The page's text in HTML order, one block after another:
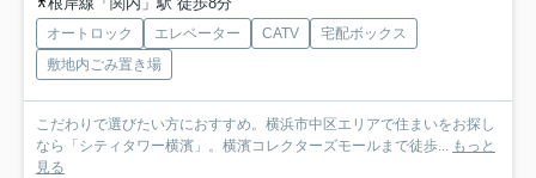
オートロック エレベーター CATV
宅配ボックス
敷地内ごみ置き場
こだわりで選びたい方におすすめ。横浜市中区エリアで住まいをお探し
なら「シティタワー横濱」。横濱コレクターズモールまで徒歩... もっと
見る